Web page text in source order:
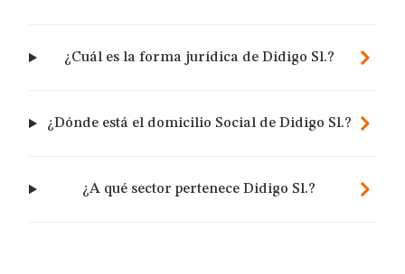
¿Cuál es la forma jurídica de Didigo Sl.?
¿Dónde está el domicilio Social de Didigo Sl.?
¿A qué sector pertenece Didigo Sl.?